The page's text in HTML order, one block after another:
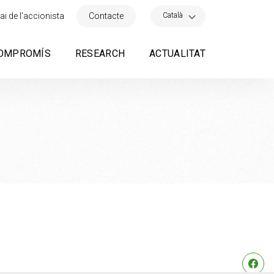
de l'accionista Contacte Català
RESEARCH ACTUALITAT